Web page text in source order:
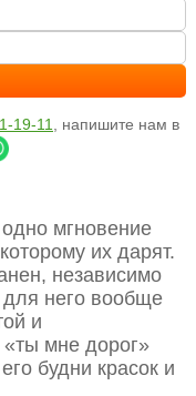
19-11
, напишите нам в
мгновение
их дарят.
независимо
для него вообще
и
«ты мне дорог»
будни красок и